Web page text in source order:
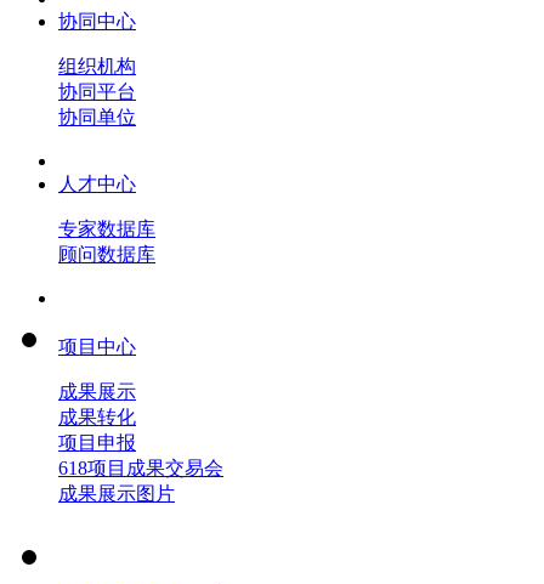
协同中心
组织机构
协同平台
协同单位
人才中心
专家数据库
顾问数据库
项目中心
成果展示
成果转化
项目申报
618项目成果交易会
成果展示图片